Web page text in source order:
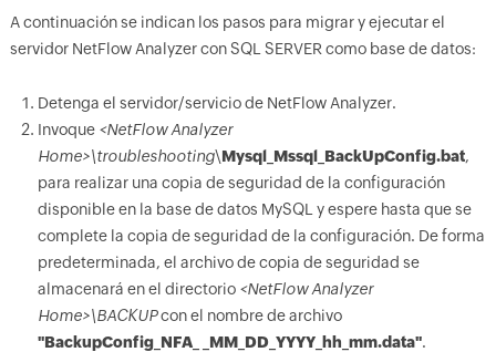
A continuación se indican los pasos para migrar y ejecutar el
servidor NetFlow Analyzer con SQL SERVER como base de datos:
Detenga el servidor/servicio de NetFlow Analyzer.
Invoque <NetFlow Analyzer
Home>\troubleshooting\Mysql_Mssql_BackUpConfig.bat,
para realizar una copia de seguridad de la configuración
disponible en la base de datos MySQL y espere hasta que se
complete la copia de seguridad de la configuración. De forma
predeterminada, el archivo de copia de seguridad se
almacenará en el directorio <NetFlow Analyzer
Home>\BACKUPcon el nombre de archivo
"BackupConfig_NFA_
_MM_DD_YYYY_hh_mm.data".